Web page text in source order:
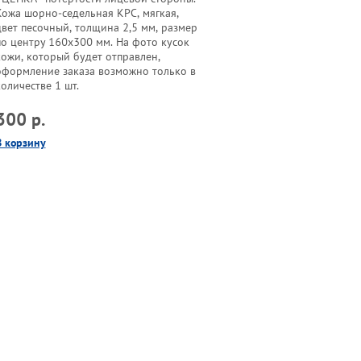
шорно-седельная КРС, мягкая,
песочный, толщина 2,5 мм, размер
центру 160х300 мм. На фото кусок
который будет отправлен,
заказа возможно только в
1 шт.
р.
корзину